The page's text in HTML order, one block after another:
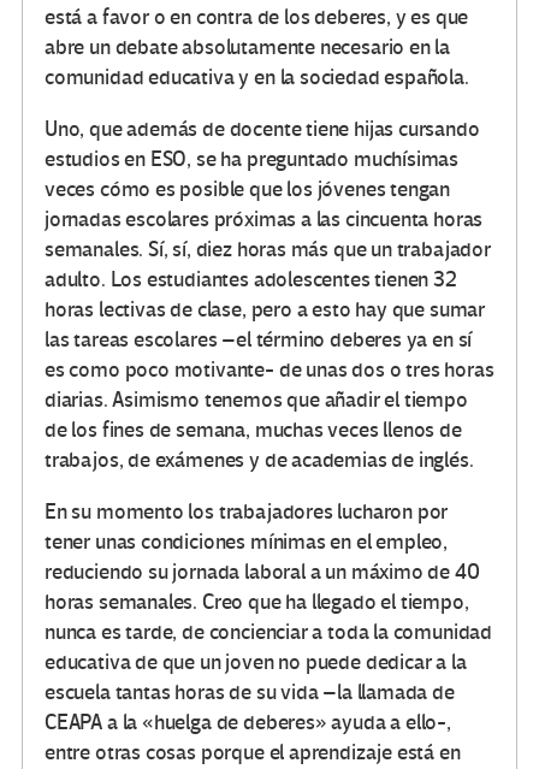
está a favor o en contra de los deberes, y es que
abre un debate absolutamente necesario en la
comunidad educativa y en la sociedad española.
Uno, que además de docente tiene hijas cursando
estudios en ESO, se ha preguntado muchísimas
veces cómo es posible que los jóvenes tengan
jornadas escolares próximas a las cincuenta horas
semanales. Sí, sí, diez horas más que un trabajador
adulto. Los estudiantes adolescentes tienen 32
horas lectivas de clase, pero a esto hay que sumar
las tareas escolares –el término deberes ya en sí
es como poco motivante- de unas dos o tres horas
diarias. Asimismo tenemos que añadir el tiempo
de los fines de semana, muchas veces llenos de
trabajos, de exámenes y de academias de inglés.
En su momento los trabajadores lucharon por
tener unas condiciones mínimas en el empleo,
reduciendo su jornada laboral a un máximo de 40
horas semanales. Creo que ha llegado el tiempo,
nunca es tarde, de concienciar a toda la comunidad
educativa de que un joven no puede dedicar a la
escuela tantas horas de su vida –la llamada de
CEAPA a la «huelga de deberes» ayuda a ello-,
entre otras cosas porque el aprendizaje está en